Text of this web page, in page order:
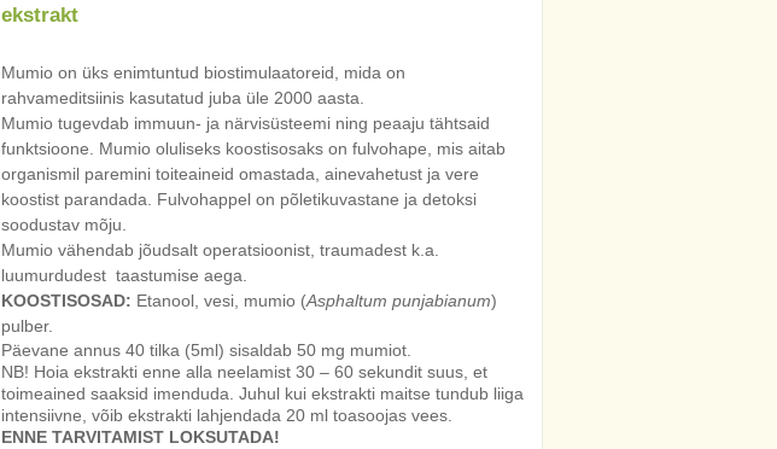
ekstrakt
Mumio on üks enimtuntud biostimulaatoreid, mida on
rahvameditsiinis kasutatud juba üle 2000 aasta.
Mumio tugevdab immuun- ja närvisüsteemi ning peaaju tähtsaid
funktsioone. Mumio oluliseks koostisosaks on fulvohape, mis aitab
organismil paremini toiteaineid omastada, ainevahetust ja vere
koostist parandada. Fulvohappel on põletikuvastane ja detoksi
soodustav mõju.
Mumio vähendab jõudsalt operatsioonist, traumadest k.a.
luumurdudest taastumise aega.
KOOSTISOSAD: Etanool, vesi, mumio (Asphaltum punjabianum)
pulber.
Päevane annus 40 tilka (5ml) sisaldab 50 mg mumiot.
NB! Hoia ekstrakti enne alla neelamist 30 – 60 sekundit suus, et
toimeained saaksid imenduda. Juhul kui ekstrakti maitse tundub liiga
intensiivne, võib ekstrakti lahjendada 20 ml toasoojas vees.
ENNE TARVITAMIST LOKSUTADA!